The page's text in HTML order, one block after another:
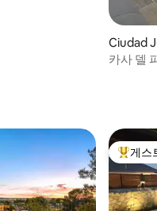
Ciudad
카사 델
상위게스